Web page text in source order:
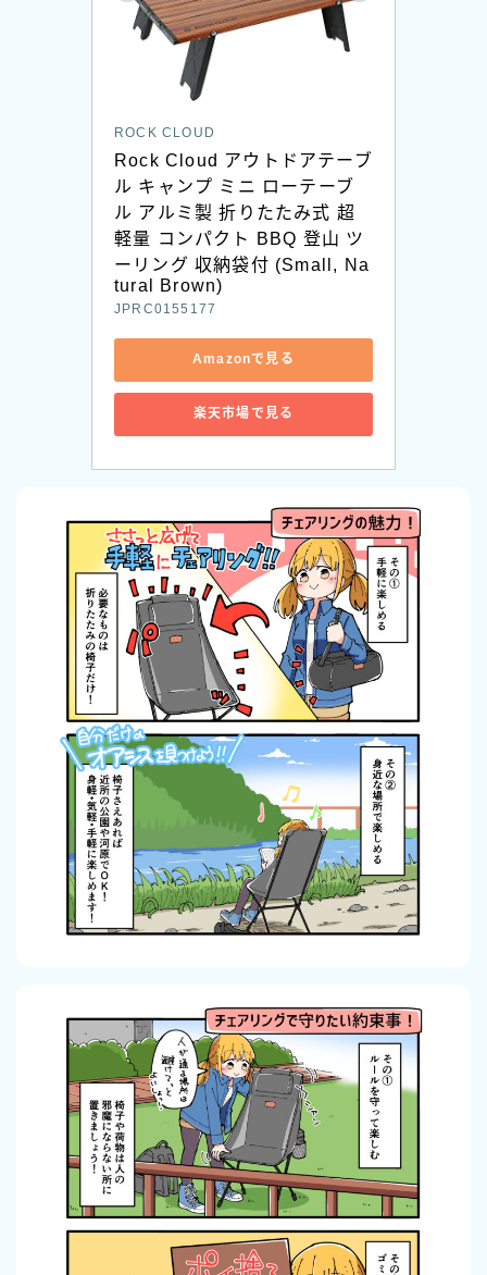
ROCK CLOUD
Rock Cloud アウトドアテーブ
ル キャンプ ミニ ローテーブ
ル アルミ製 折りたたみ式 超
軽量 コンパクト BBQ 登山 ツ
ーリング 収納袋付 (Small, Na
tural Brown)
JPRC0155177
Amazonで見る
楽天市場で見る